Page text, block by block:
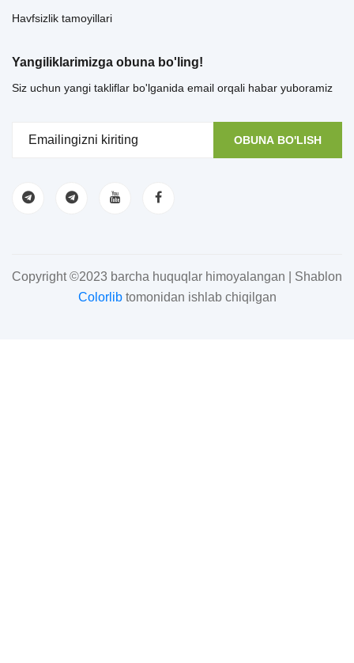
Havfsizlik tamoyillari
Yangiliklarimizga obuna bo'ling!
Siz uchun yangi takliflar bo'lganida email orqali habar yuboramiz
OBUNA BO'LISH
Copyright ©2023 barcha huquqlar himoyalangan | Shablon
Colorlibtomonidan ishlab chiqilgan